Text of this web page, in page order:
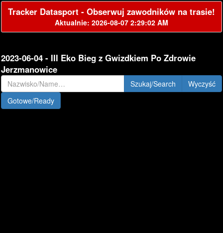
Tracker Datasport - Obserwuj zawodników na trasie!
Aktualnie: 2026-08-07 2:29:02 AM
2023-06-04 - III Eko Bieg z Gwizdkiem Po Zdrowie
Jerzmanowice
Szukaj/Search
Gotowe/Ready